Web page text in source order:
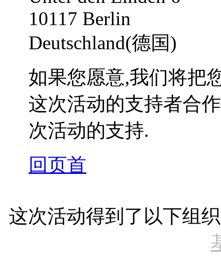
10117 Berlin
Deutschland(德国)
如果您愿意,我们将把
这次活动的支持者合
次活动的支持.
回页首
这次活动得到了以下组